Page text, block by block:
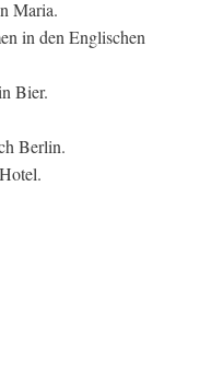
Maria.
in den Englischen
Bier.
Berlin.